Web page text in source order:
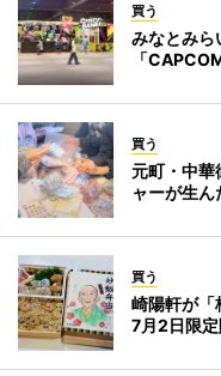
買う
みなとみら
「
買う
元町・中
ャーが生ん
買う
崎陽軒が
7月2日限